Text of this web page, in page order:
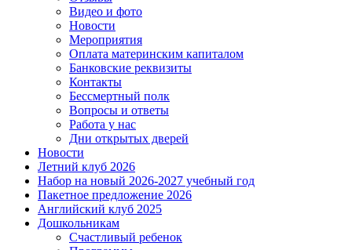
Видео и фото
Новости
Мероприятия
Оплата материнским капиталом
Банковские реквизиты
Контакты
Бессмертный полк
Вопросы и ответы
Работа у нас
Дни открытых дверей
Новости
Летний клуб 2026
Набор на новый 2026-2027 учебный год
Пакетное предложение 2026
Английский клуб 2025
Дошкольникам
Счастливый ребенок